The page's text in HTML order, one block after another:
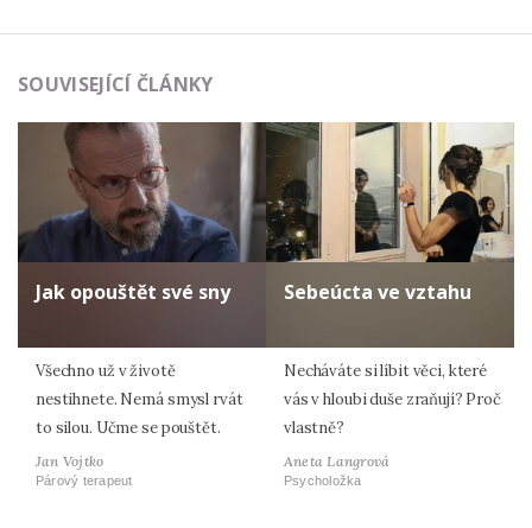
SOUVISEJÍCÍ ČLÁNKY
Jak opouštět své sny
Všechno už v životě
nestihnete. Nemá smysl rvát
to silou. Učme se pouštět.
Jan Vojtko
Párový terapeut
Sebeúcta ve vztahu
Necháváte si líbit věci, které
vás v hloubi duše zraňují? Proč
vlastně?
Aneta Langrová
Psycholožka